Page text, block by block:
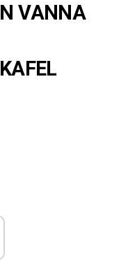
VANNA